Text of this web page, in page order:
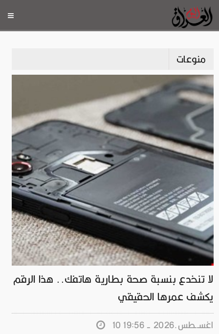
منوعات
لا تنخدع بنسبة صحة بطارية هاتفك.. هذا الرقم
يكشف عمرها الحقيقي
10 اغســطس.2026 - 19:56